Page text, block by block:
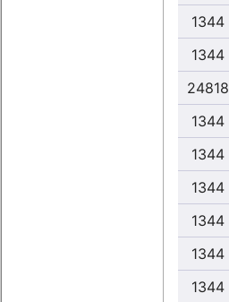
1344
1344
24818
1344
1344
1344
1344
1344
1344